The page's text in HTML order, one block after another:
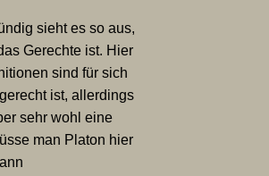
sieht es so aus,
Gerechte ist. Hier
sind für sich
ist, allerdings
sehr wohl eine
man Platon hier